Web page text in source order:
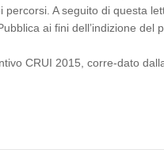
A seguito di questa
ai fini dell’indizione del
CRUI 2015, corre-dato